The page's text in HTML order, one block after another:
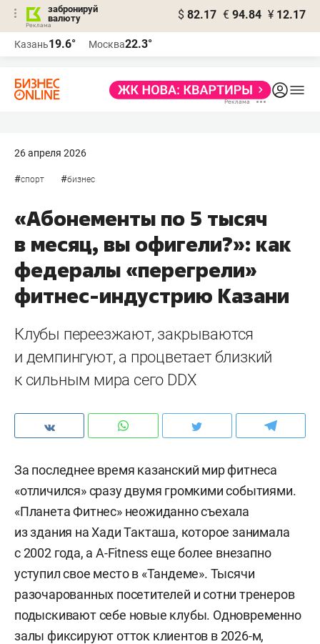
забронируй
валюту
$ 82.17 € 94.84 ¥ 12.17
Казань19.6° Москва22.3°
26 апреля 2026
#спорт #бизнес
«Абонементы по 5 тысяч
в месяц, вы офигели?»: как
федералы «перегрели»
фитнес-индустрию Казани
Клубы переезжают, закрываются
и демпингуют, а процветает близкий
к сильным мира сего DDX
За последнее время казанский мир фитнеса
«отличился» сразу двумя громкими событиями.
«Планета Фитнес» неожиданно съехала
из здания на Хади Такташа, которое занимала
с 2002 года, а А-Fitness еще более внезапно
уступил свое место в «Тандеме». Тысячи
разочарованных посетителей и сотни тренеров
подыскивают себе новые клубы. Одновременно
залы фиксируют отток клиентов в 2026-м,